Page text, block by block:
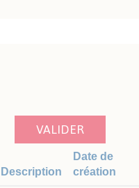
VALIDER
Description
Date de
création